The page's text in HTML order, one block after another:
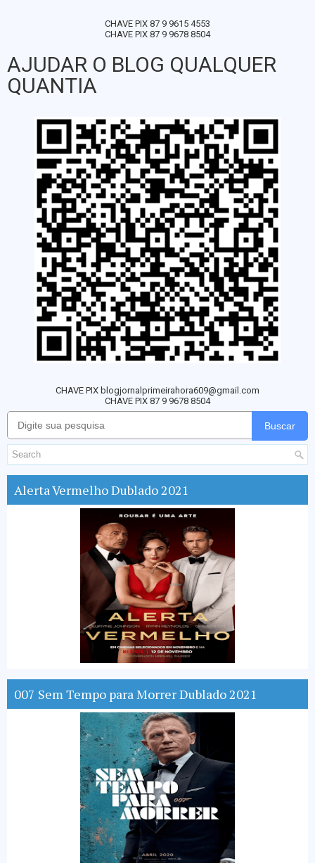
CHAVE PIX 87 9 9615 4553
CHAVE PIX 87 9 9678 8504
AJUDAR O BLOG QUALQUER
QUANTIA
CHAVE PIX blogjornalprimeirahora609@gmail.com
CHAVE PIX 87 9 9678 8504
Buscar
Alerta Vermelho Dublado 2021
007 Sem Tempo para Morrer Dublado 2021